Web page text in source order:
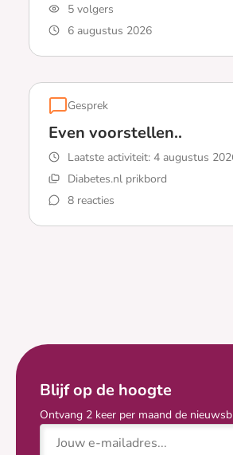
5 volgers
6 augustus 2026
Lees meer over Ik wens...
Gesprek
Even voorstellen..
Laatste activiteit: 4 augustus
Diabetes.nl prikbord
8 reacties
Lees meer over Even
Blijf op de hoogte
Ontvang 2 keer per maand de
E-mailadres